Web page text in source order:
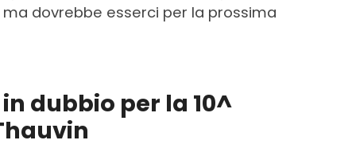
dovrebbe esserci per la prossima
dubbio per la 10^